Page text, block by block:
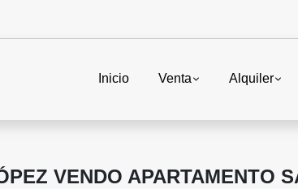
Inicio Venta Alquiler
VENDO APARTAMENTO